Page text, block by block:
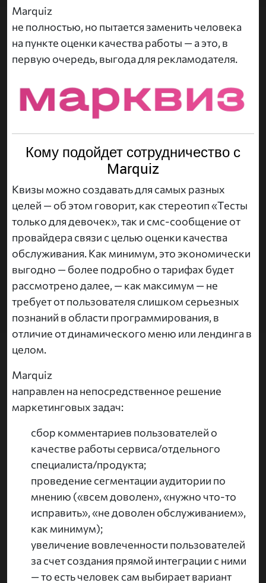
Marquiz
не полностью, но пытается заменить человека
на пункте оценки качества работы — а это, в
первую очередь, выгода для рекламодателя.
Кому подойдет сотрудничество с
Marquiz
Квизы можно создавать для самых разных
целей — об этом говорит, как стереотип «Тесты
только для девочек», так и смс-сообщение от
провайдера связи с целью оценки качества
обслуживания. Как минимум, это экономически
выгодно — более подробно о тарифах будет
рассмотрено далее, — как максимум — не
требует от пользователя слишком серьезных
познаний в области программирования, в
отличие от динамического меню или лендинга в
целом.
Marquiz
направлен на непосредственное решение
маркетинговых задач:
сбор комментариев пользователей о
качестве работы сервиса/отдельного
специалиста/продукта;
проведение сегментации аудитории по
мнению («всем доволен», «нужно что-то
исправить», «не доволен обслуживанием»,
как минимум);
увеличение вовлеченности пользователей
за счет создания прямой интеграции с ними
— то есть человек сам выбирает вариант